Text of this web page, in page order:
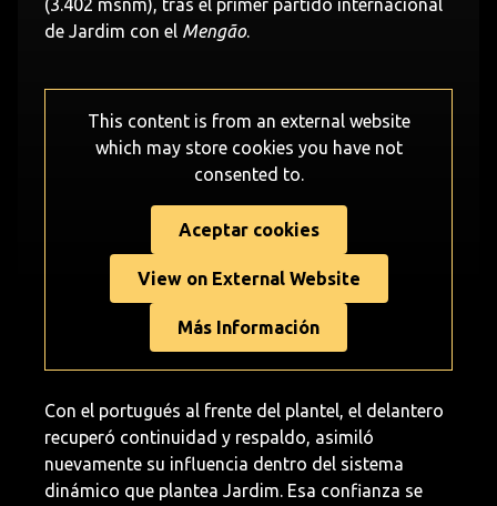
(3.402 msnm), tras el primer partido internacional
de Jardim con el Mengão.
This content is from an external website
which may store cookies you have not
consented to.
Aceptar cookies
View on External Website
Más Información
Con el portugués al frente del plantel, el delantero
recuperó continuidad y respaldo, asimiló
nuevamente su influencia dentro del sistema
dinámico que plantea Jardim. Esa confianza se